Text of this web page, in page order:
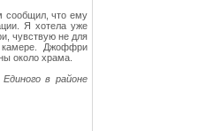
сообщил, что ему
Я хотела уже
чувствую не для
камере. Джоффри
около храма.
в районе